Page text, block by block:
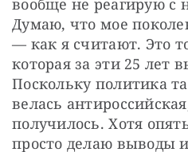
вообще не реагирую с
Думаю, что мое
— как я считают. Это
которая за эти 25 лет
Поскольку политика
велась
получилось. Хотя
просто делаю выводы